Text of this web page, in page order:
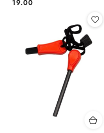
Cena:
19.00